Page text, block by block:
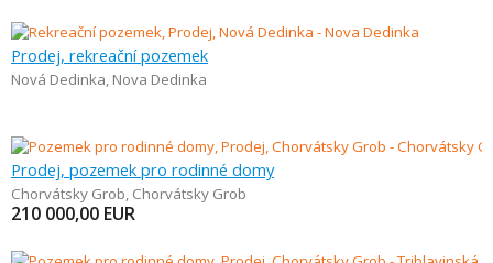
Prodej, rekreační pozemek
Nová Dedinka, Nova Dedinka
Prodej, pozemek pro rodinné domy
Chorvátsky Grob, Chorvátsky Grob
210 000,00 EUR